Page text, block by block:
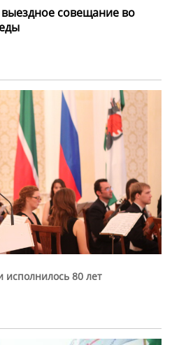
совещание во
80 лет